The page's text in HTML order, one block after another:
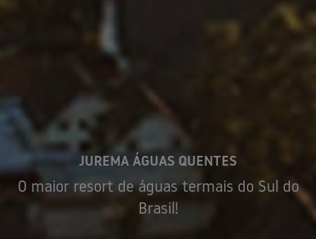
JUREMA ÁGUAS QUENTES
O maior resort de águas termais do Sul do
Brasil!